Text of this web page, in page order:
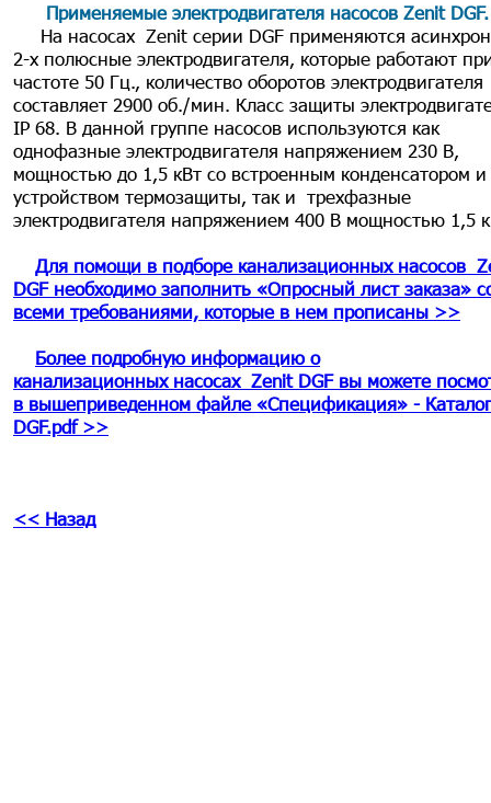
Применяемые электродвигателя насосов Zenit DGF.
На насосах Zenit серии DGF применяются
2-х полюсные электродвигателя, которые работают
частоте 50 Гц., количество оборотов электродвигателя
составляет 2900 об./мин. Класс защиты
IP 68. В данной группе насосов используются как
однофазные электродвигателя напряжением 230 В,
мощностью до 1,5 кВт со встроенным конденсатором и
устройством термозащиты, так и трехфазные
электродвигателя напряжением 400 В мощностью 1,5
Для помощи в подборе канализационных насосов
DGF необходимо заполнить «Опросный лист заказа»
всеми требованиями, которые в нем прописаны >>
Более подробную информацию о
канализационных насосах Zenit DGF вы можете
в вышеприведенном файле «Спецификация» -
DGF.pdf >>
<< Назад